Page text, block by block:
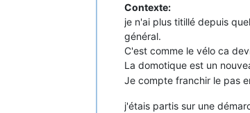
Contexte:
je n'ai plus titillé depuis
général.
C'est comme le vélo ca
La domotique est un
Je compte franchir le pas
j'étais partis sur une